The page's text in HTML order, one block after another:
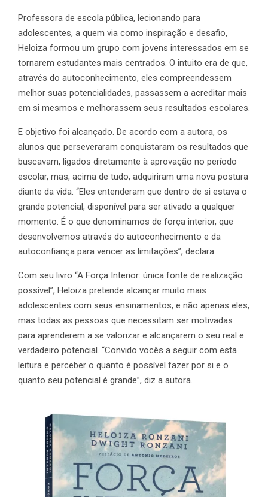
Professora de escola pública, lecionando para
adolescentes, a quem via como inspiração e desafio,
Heloiza formou um grupo com jovens interessados em se
tornarem estudantes mais centrados. O intuito era de que,
através do autoconhecimento, eles compreendessem
melhor suas potencialidades, passassem a acreditar mais
em si mesmos e melhorassem seus resultados escolares.
E objetivo foi alcançado. De acordo com a autora, os
alunos que perseveraram conquistaram os resultados que
buscavam, ligados diretamente à aprovação no período
escolar, mas, acima de tudo, adquiriram uma nova postura
diante da vida. “Eles entenderam que dentro de si estava o
grande potencial, disponível para ser ativado a qualquer
momento. É o que denominamos de força interior, que
desenvolvemos através do autoconhecimento e da
autoconfiança para vencer as limitações”, declara.
Com seu livro “A Força Interior: única fonte de realização
possível”, Heloiza pretende alcançar muito mais
adolescentes com seus ensinamentos, e não apenas eles,
mas todas as pessoas que necessitam ser motivadas
para aprenderem a se valorizar e alcançarem o seu real e
verdadeiro potencial. “Convido vocês a seguir com esta
leitura e perceber o quanto é possível fazer por si e o
quanto seu potencial é grande”, diz a autora.